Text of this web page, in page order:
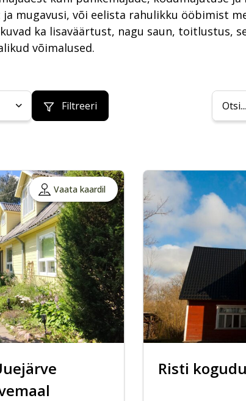
mugavusi, või eelista rahulikku ööbimist
ka lisaväärtust, nagu saun, toitlustus,
võimalused.
Filtreeri
Vaata kaardil
Risti